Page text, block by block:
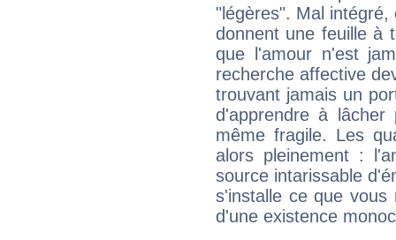
"légères". Mal
donnent une feuille à
que l'amour n'est
recherche affective
trouvant jamais un
d'apprendre à
même fragile. Les
alors pleinement :
source intarissable
s'installe ce que
d'une existence